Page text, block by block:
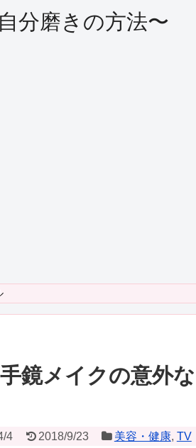
分磨きの方法〜
鏡メイクの意外な
4 2018/9/23 美容・健康, TV